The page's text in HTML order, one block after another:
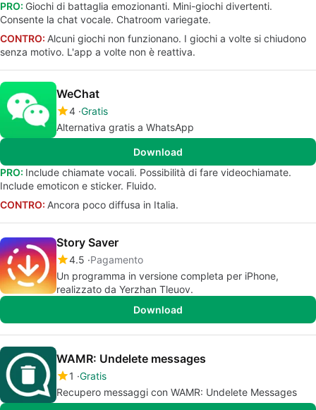
PRO: Giochi di battaglia emozionanti. Mini-giochi divertenti.
Consente la chat vocale. Chatroom variegate.
CONTRO: Alcuni giochi non funzionano. I giochi a volte si chiudono
senza motivo. L'app a volte non è reattiva.
WeChat
4 Gratis
Alternativa gratis a WhatsApp
Download
PRO: Include chiamate vocali. Possibilità di fare videochiamate.
Include emoticon e sticker. Fluido.
CONTRO: Ancora poco diffusa in Italia.
Story Saver
4.5 Pagamento
Un programma in versione completa per iPhone,
realizzato da Yerzhan Tleuov.
Download
WAMR: Undelete messages
1 Gratis
Recupero messaggi con WAMR: Undelete Messages